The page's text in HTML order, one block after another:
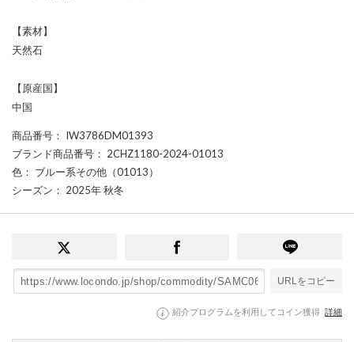
【素材】
天然石
【原産国】
中国
商品番号 ： IW3786DM01393
ブランド商品番号 ： 2CHZ1180-2024-01013
色 ： ブルー系その他（01013）
シーズン ： 2025年 秋冬
URLをコピー
紹介プログラムを利用してコイン獲得 詳細